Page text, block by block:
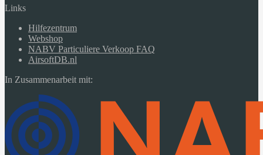
Links
Hilfezentrum
Webshop
NABV Particuliere Verkoop FAQ
AirsoftDB.nl
In Zusammenarbeit mit: